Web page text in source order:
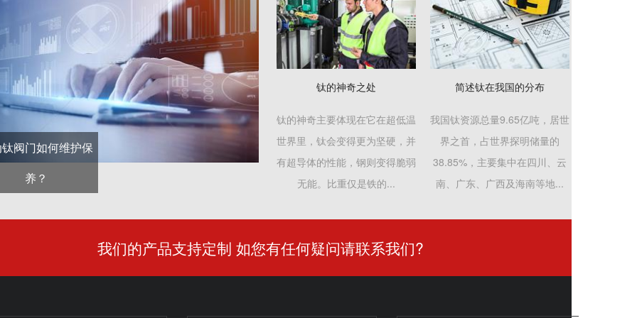
阀门如何维护保
养？
钛的神奇之处
钛的神奇主要体现在它在超低温
世界里，钛会变得更为坚硬，并
有超导体的性能，钢则变得脆弱
无能。比重仅是铁的...
简述钛在我国的分布
我国钛资源总量9.65亿吨，居世
界之首，占世界探明储量的
38.85%，主要集中在四川、云
南、广东、广西及海南等地...
我们的产品支持定制 如您有任何疑问请联系我们?